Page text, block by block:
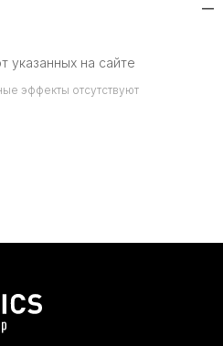
—
указанных на сайте
эффекты отсутствуют